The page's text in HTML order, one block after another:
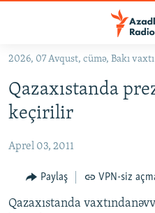
Əsas
qayıt
Əsas
naviqasiyaya
qayıt
#İZAHLA
KORRUPSIOMETR
#ƏSLINDƏ
FƏRQƏ BAX
QANUNI DOĞRU
2026, 07 Avqust, cümə, Bakı
Qazaxıstanda
keçirilir
Aprel 03, 2011
Paylaş VPN-siz
Qazaxıstanda